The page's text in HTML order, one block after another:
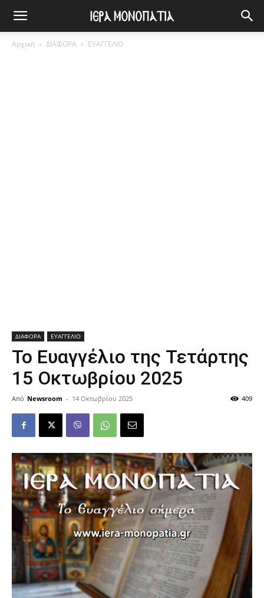
Αρχική ΔΙΑΦΟΡΑ ΕΥΑΓΓΕΛΙΟ
ΔΙΑΦΟΡΑ ΕΥΑΓΓΕΛΙΟ
Το Ευαγγέλιο της Τετάρτης
15 Οκτωβρίου 2025
Από Newsroom - 14 Οκτωβρίου 2025 409